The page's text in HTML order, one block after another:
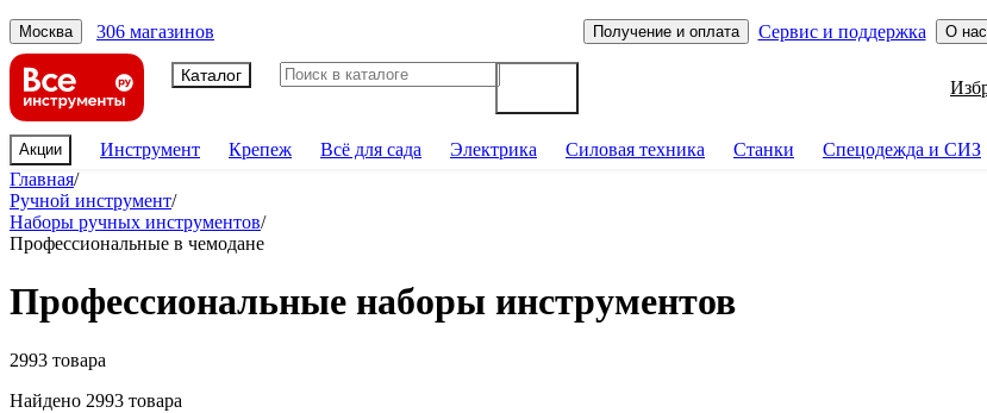
Москва 306 магазинов Получение и оплата Сервис и поддержка О нас
Каталог
Акции Инструмент Крепеж Всё для сада Электрика Силовая техника Станки Спецодежда и СИЗ
Главная/
Ручной инструмент/
Наборы ручных инструментов/
Профессиональные в чемодане
Профессиональные наборы инструментов
2993 товара
Найдено 2993 товара